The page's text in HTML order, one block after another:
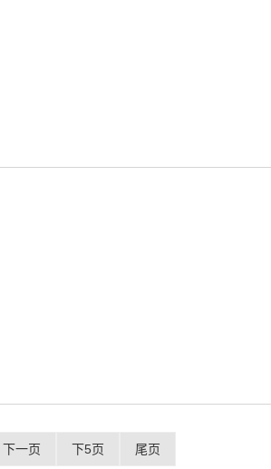
下一页 下5页 尾页